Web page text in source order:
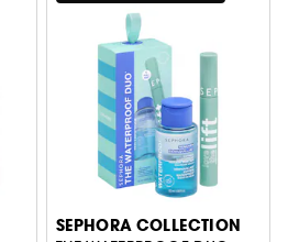
SEPHORA COLLECTION